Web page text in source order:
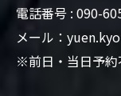
電話番号 : 090-
メール：
※前日・当日予約